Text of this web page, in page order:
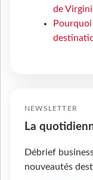
de
Pourquoi
NEWSLETTER
La
Débrief
nouveautés